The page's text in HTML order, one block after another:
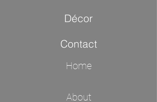
Décor
Contact
Home
About